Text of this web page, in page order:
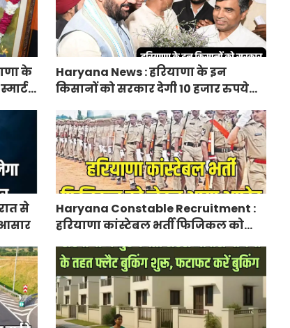
के
Haryana News : हरियाणा के इन
किसानों को सरकार देगी 10 हजार रुपये
से
Haryana Constable Recruitment :
हरियाणा कांस्टेबल भर्ती फिजिकल को
युवाओं ने किया आवेदन